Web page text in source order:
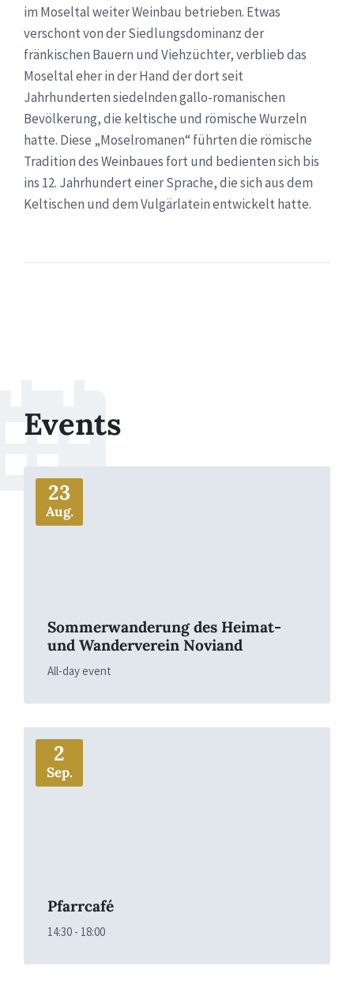
im Moseltal weiter Weinbau betrieben. Etwas
verschont von der Siedlungsdominanz der
fränkischen Bauern und Viehzüchter, verblieb das
Moseltal eher in der Hand der dort seit
Jahrhunderten siedelnden gallo-romanischen
Bevölkerung, die keltische und römische Wurzeln
hatte. Diese „Moselromanen“ führten die römische
Tradition des Weinbaues fort und bedienten sich bis
ins 12. Jahrhundert einer Sprache, die sich aus dem
Keltischen und dem Vulgärlatein entwickelt hatte.
Events
23
Aug.
Sommerwanderung des Heimat-
und Wanderverein Noviand
All-day event
More
2
Sep.
Pfarrcafé
14:30 - 18:00
More